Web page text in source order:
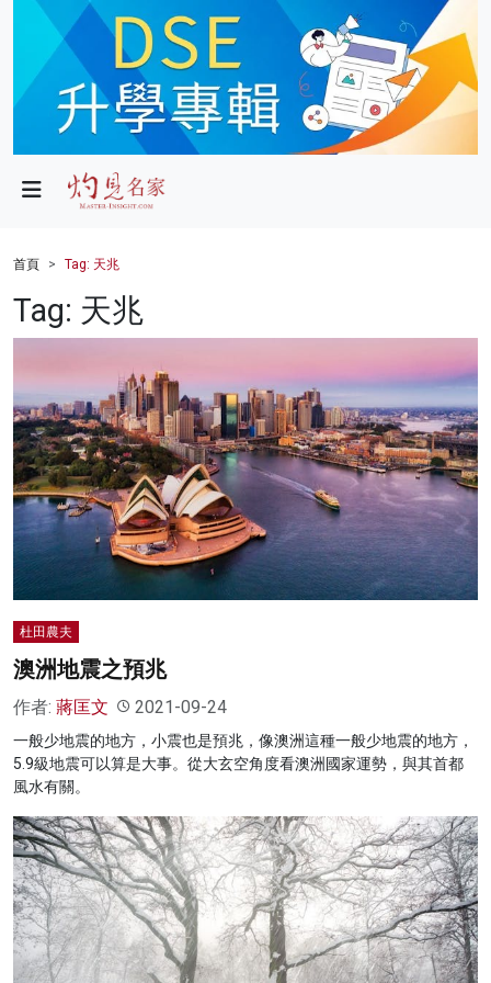
政局
財經
健康
商業
科技
影片
名家榜
灼見活動
首頁 Tag: 天兆
Tag: 天兆
杜田農夫
澳洲地震之預兆
作者: 蔣匡文 2021-09-24
一般少地震的地方，小震也是預兆，像澳洲這種一般少地震的地方，
5.9級地震可以算是大事。從大玄空角度看澳洲國家運勢，與其首都
風水有關。